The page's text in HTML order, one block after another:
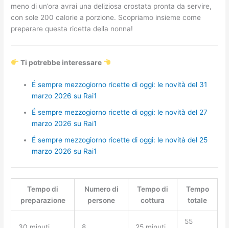
meno di un’ora avrai una deliziosa crostata pronta da servire,
con sole 200 calorie a porzione. Scopriamo insieme come
preparare questa ricetta della nonna!
Ti potrebbe interessare
É sempre mezzogiorno ricette di oggi: le novità del 31
marzo 2026 su Rai1
É sempre mezzogiorno ricette di oggi: le novità del 27
marzo 2026 su Rai1
É sempre mezzogiorno ricette di oggi: le novità del 25
marzo 2026 su Rai1
Tempo di
preparazione
Numero di
persone
Tempo di
cottura
Tempo
totale
55